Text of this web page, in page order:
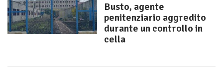
Busto, agente
penitenziario aggredito
durante un controllo in
cella